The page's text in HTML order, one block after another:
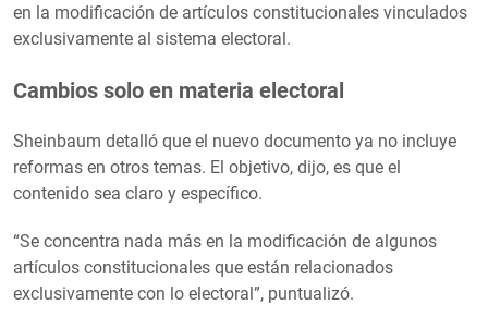
en la modificación de artículos constitucionales vinculados
exclusivamente al sistema electoral.
Cambios solo en materia electoral
Sheinbaum detalló que el nuevo documento ya no incluye
reformas en otros temas. El objetivo, dijo, es que el
contenido sea claro y específico.
“Se concentra nada más en la modificación de algunos
artículos constitucionales que están relacionados
exclusivamente con lo electoral”, puntualizó.